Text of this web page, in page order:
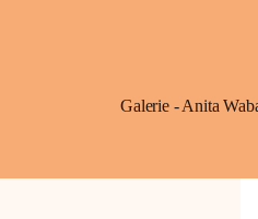
Galerie - Anita